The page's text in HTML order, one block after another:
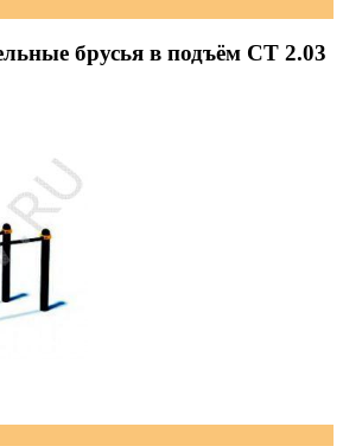
брусья в подъём СТ 2.03